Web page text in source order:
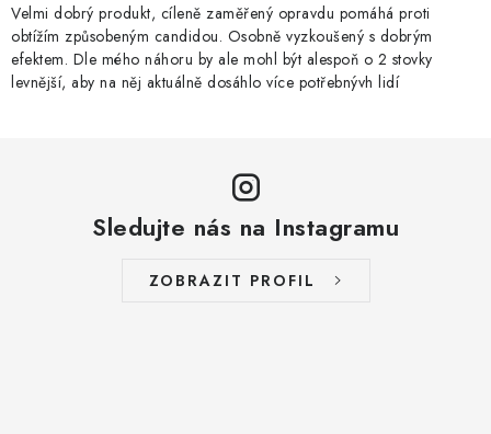
Velmi dobrý produkt, cíleně zaměřený opravdu pomáhá proti
obtížím způsobeným candidou. Osobně vyzkoušený s dobrým
efektem. Dle mého náhoru by ale mohl být alespoň o 2 stovky
levnější, aby na něj aktuálně dosáhlo více potřebnývh lidí
Sledujte nás na Instagramu
ZOBRAZIT PROFIL